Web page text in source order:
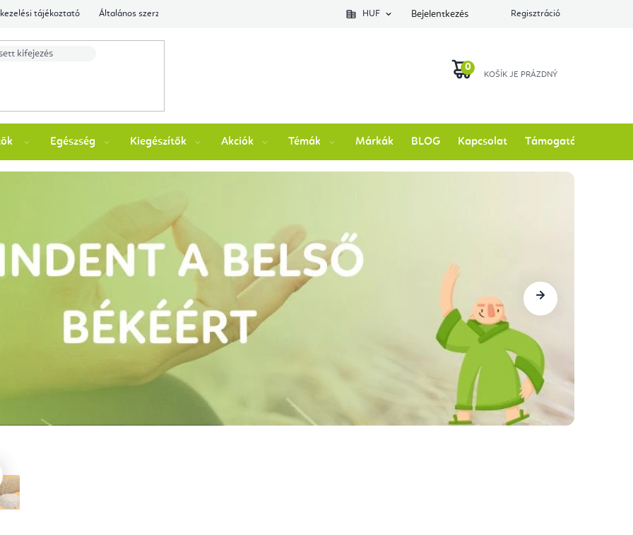
tájékoztató Általános szerződési feltételek Ellenőrizze a rendelés állapotátHUF Bejelentkezés Regisztráció
Egészség Kiegészítők Akciók Témák Márkák BLOG Kapcsolat Támogatás
Következő